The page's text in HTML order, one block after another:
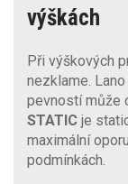
výškách
Při výškových
nezklame.
pevností může
STATIC je
maximální
podmínkách.